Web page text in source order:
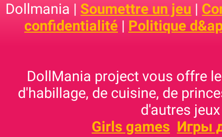
Dollmania | Soumettre un jeu |
confidentialité | Politique
DollMania project vous offre
d'habillage, de cuisine, de
d'autres
Girls games Игры